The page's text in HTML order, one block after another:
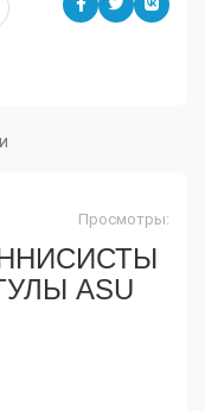
Просмотры:
ASU